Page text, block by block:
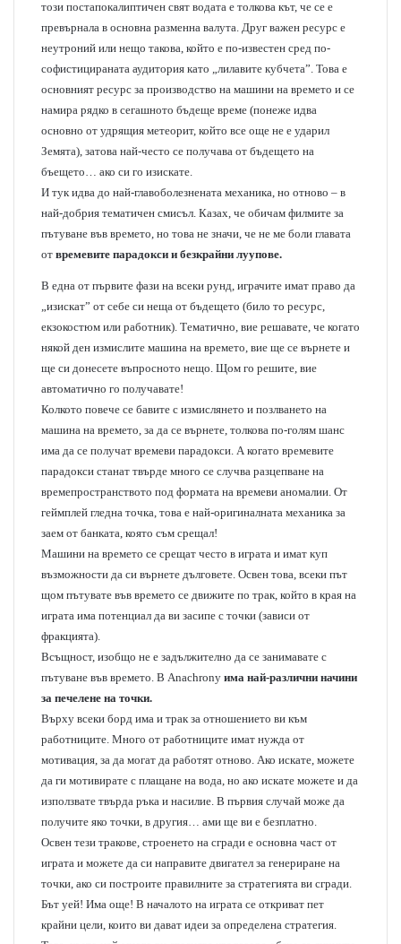
този постапокалиптичен свят водата е толкова кът, че се е
превърнала в основна разменна валута. Друг важен ресурс е
неутроний или нещо такова, който е по-известен сред по-
софистицираната аудитория като „лилавите кубчета”. Това е
основният ресурс за производство на машини на времето и се
намира рядко в сегашното бъдеще време (понеже идва
основно от удрящия метеорит, който все още не е ударил
Земята), затова най-често се получава от бъдещето на
бъещето… ако си го изискате.
И тук идва до най-главоболезнената механика, но отново – в
най-добрия тематичен смисъл. Казах, че обичам филмите за
пътуване във времето, но това не значи, че не ме боли главата
от времевите парадокси и безкрайни луупове.
В една от първите фази на всеки рунд, играчите имат право да
„изискат” от себе си неща от бъдещето (било то ресурс,
екзокостюм или работник). Тематично, вие решавате, че когато
някой ден измислите машина на времето, вие ще се върнете и
ще си донесете въпросното нещо. Щом го решите, вие
автоматично го получавате!
Колкото повече се бавите с измислянето и позлването на
машина на времето, за да се върнете, толкова по-голям шанс
има да се получат времеви парадокси. А когато времевите
парадокси станат твърде много се случва разцепване на
времепространството под формата на времеви аномалии. От
геймплей гледна точка, това е най-оригиналната механика за
заем от банката, която съм срещал!
Машини на времето се срещат често в играта и имат куп
възможности да си върнете дълговете. Освен това, всеки път
щом пътувате във времето се движите по трак, който в края на
играта има потенциал да ви засипе с точки (зависи от
фракцията).
Всъщност, изобщо не е задължително да се занимавате с
пътуване във времето. В Anachrony има най-различни начини
за печелене на точки.
Върху всеки борд има и трак за отношението ви към
работниците. Много от работниците имат нужда от
мотивация, за да могат да работят отново. Ако искате, можете
да ги мотивирате с плащане на вода, но ако искате можете и да
използвате твърда ръка и насилие. В първия случай може да
получите яко точки, в другия… ами ще ви е безплатно.
Освен тези тракове, строенето на сгради е основна част от
играта и можете да си направите двигател за генериране на
точки, ако си построите правилните за стратегията ви сгради.
Бът уей! Има още! В началото на играта се откриват пет
крайни цели, които ви дават идеи за определена стратегия.